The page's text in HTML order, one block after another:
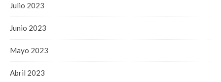
Julio 2023
Junio 2023
Mayo 2023
Abril 2023